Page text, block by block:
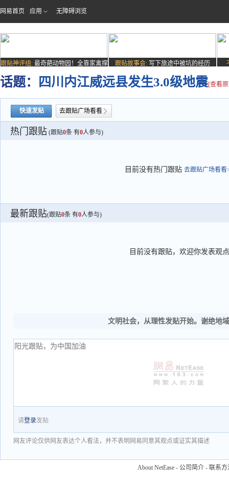
网易首页 应用 无障碍浏览
跟贴神评组: 最奇葩动物园！全靠家禽撑
场子
跟贴故事会: 写下旅途中被坑的经历
话题： 四川内江威远县发生3.0级地震[查看
快速发贴 去跟贴广场看看
热门跟贴 (跟贴0条 有0人参与)
目前没有热门跟贴 去跟贴广场看看
最新跟贴(跟贴0条 有0人参与)
目前没有跟贴，欢迎你发表观点
文明社会，从理性发贴开始。谢绝地
请登录发贴
网友评论仅供网友表达个人看法，并不表明网易同意其观点或证实其描述
About NetEase - 公司简介 - 联系方